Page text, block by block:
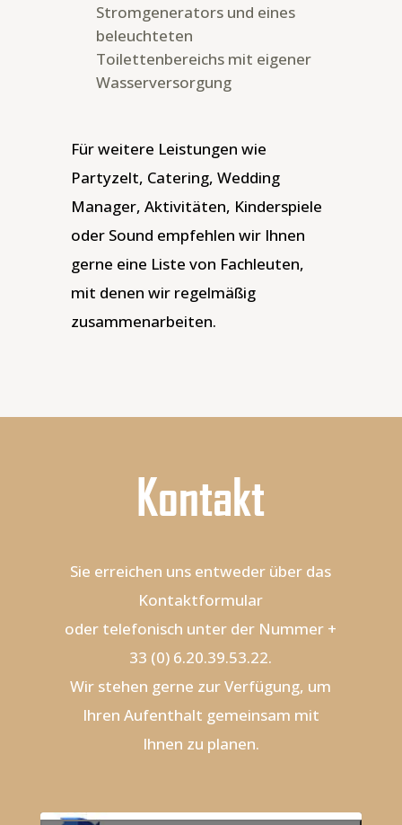
Stromgenerators und eines
beleuchteten
Toilettenbereichs mit eigener
Wasserversorgung
Für weitere Leistungen wie
Partyzelt, Catering, Wedding
Manager, Aktivitäten, Kinderspiele
oder Sound empfehlen wir Ihnen
gerne eine Liste von Fachleuten,
mit denen wir regelmäßig
zusammenarbeiten.
Kontakt
Sie erreichen uns entweder über das
Kontaktformular
oder telefonisch unter der Nummer +
33 (0) 6.20.39.53.22.
Wir stehen gerne zur Verfügung, um
Ihren Aufenthalt gemeinsam mit
Ihnen zu planen.